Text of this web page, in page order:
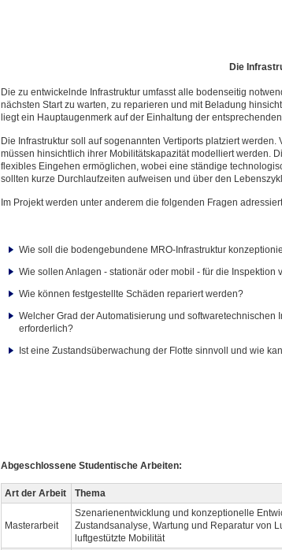
Die
Die zu entwickelnde Infrastruktur umfasst alle bodenseitig
nächsten Start zu warten, zu reparieren und mit Beladung
liegt ein Hauptaugenmerk auf der Einhaltung der
Die Infrastruktur soll auf sogenannten Vertiports platziert
müssen hinsichtlich ihrer Mobilitätskapazität modelliert werden.
flexibles Eingehen ermöglichen, wobei eine ständige
sollten kurze Durchlaufzeiten aufweisen und über den
Im Projekt werden unter anderem die folgenden Fragen
Wie soll die bodengebundene MRO-Infrastruktur
Wie sollen Anlagen - stationär oder mobil - für die Inspektion
Wie können festgestellte Schäden repariert werden?
Welcher Grad der Automatisierung und
erforderlich?
Ist eine Zustandsüberwachung der Flotte sinnvoll und wie
Abgeschlossene Studentische Arbeiten:
Art der Arbeit Thema
Masterarbeit
Szenarienentwicklung und konzeptionelle
Zustandsanalyse, Wartung und Reparatur von
luftgestützte Mobilität